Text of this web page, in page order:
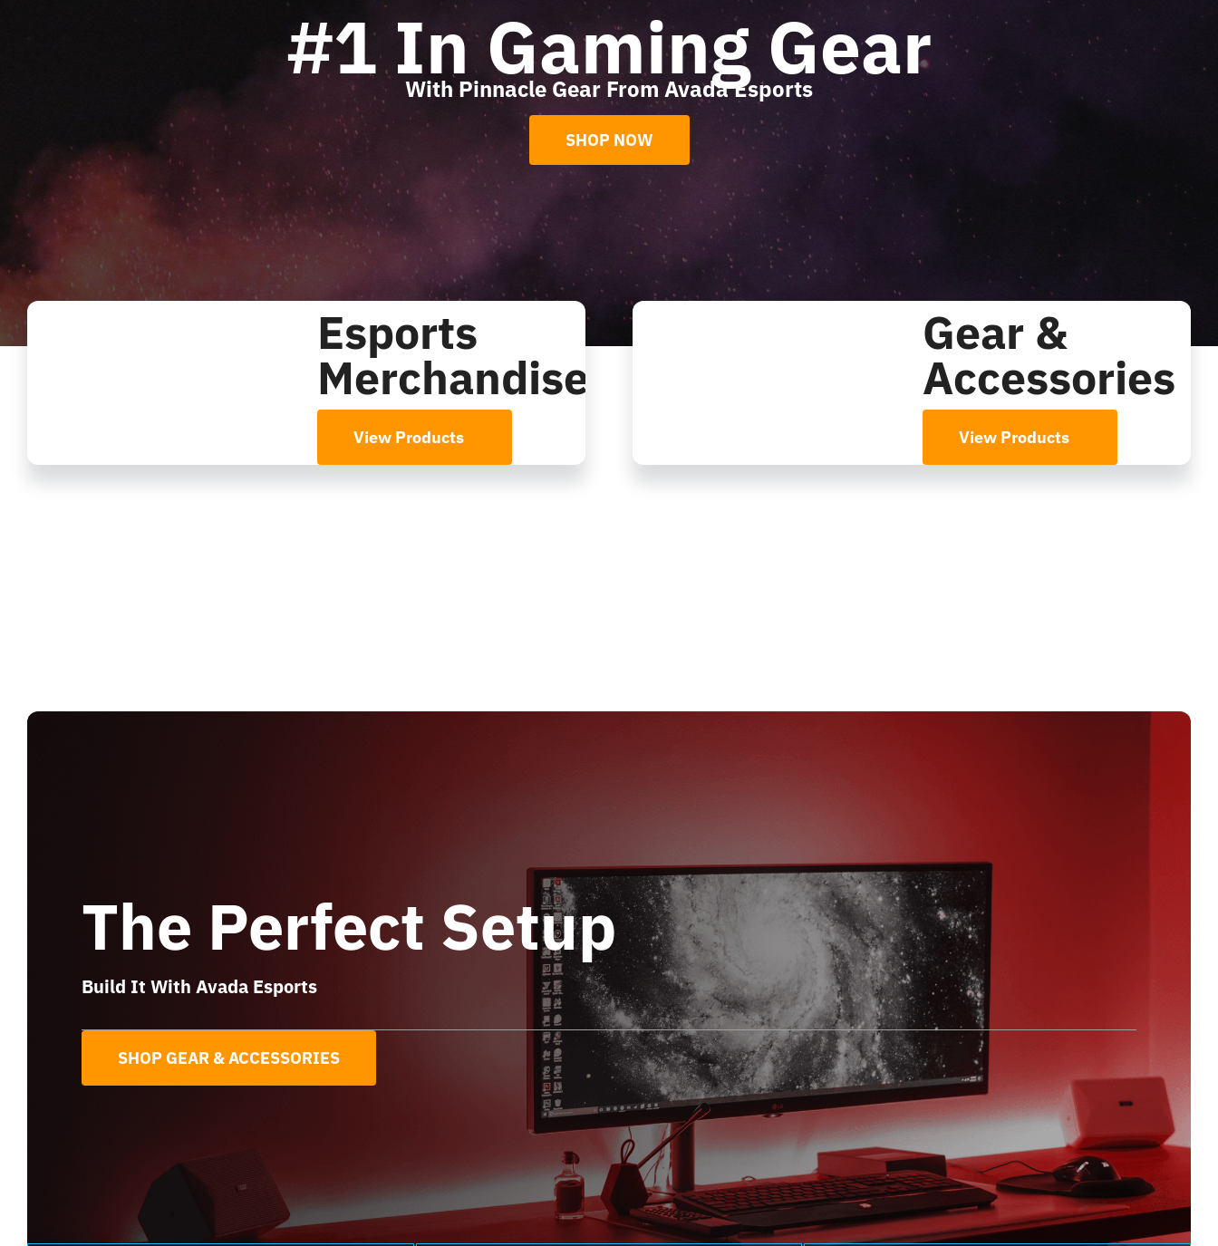
#1 In Gaming Gear
With Pinnacle Gear From Avada Esports
SHOP NOW
Esports
Merchandise
View Products
Gear &
Accessories
View Products
The Perfect Setup
Build It With Avada Esports
SHOP GEAR & ACCESSORIES